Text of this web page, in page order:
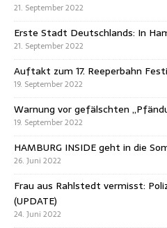
21. September 2022
Erste Stadt Deutschlands: In
21. September 2022
Auftakt zum 17. Reeperbahn
19. September 2022
Warnung vor gefälschten
19. September 2022
HAMBURG INSIDE geht in die
26. Juni 2022
Frau aus Rahlstedt vermisst:
(UPDATE)
24. Juni 2022